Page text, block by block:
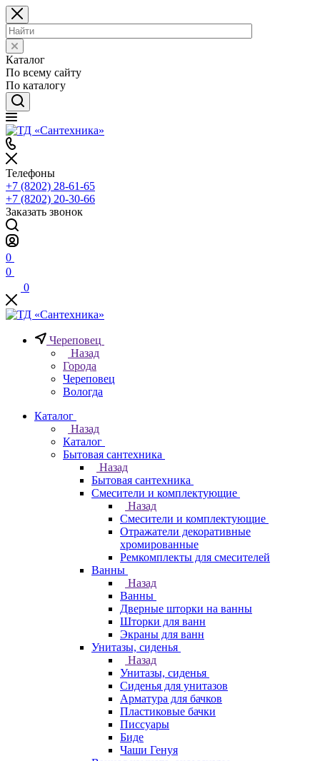
Каталог
По всему сайту
По каталогу
Телефоны
+7 (8202) 28‑61-65
+7 (8202) 20‑30-66
Заказать звонок
0
0
0
Череповец
Назад
Города
Череповец
Вологда
Каталог
Назад
Каталог
Бытовая сантехника
Назад
Бытовая сантехника
Смесители и комплектующие
Назад
Смесители и комплектующие
Отражатели декоративные
хромированные
Ремкомплекты для смесителей
Ванны
Назад
Ванны
Дверные шторки на ванны
Шторки для ванн
Экраны для ванн
Унитазы, сиденья
Назад
Унитазы, сиденья
Сиденья для унитазов
Арматура для бачков
Пластиковые бачки
Писсуары
Биде
Чаши Генуя